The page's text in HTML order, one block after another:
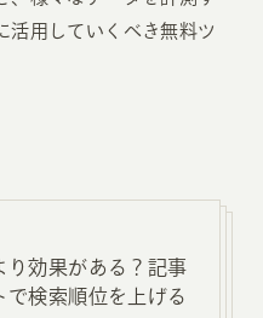
活用していくべき無料ツ
り効果がある？記事
で検索順位を上げる